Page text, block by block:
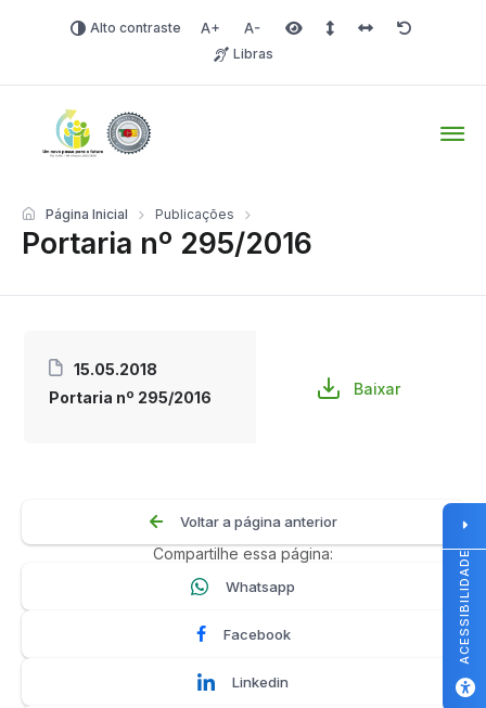
Alto contraste Aumentar fonte
Diminuir fonteÁrea selecionada
Espaçamento de linha
Espaço dos
Redefinir
Libras
Portaria nº 295/2016
Página Inicial Publicações
15.05.2018
Portaria nº 295/2016
Baixar
Voltar a página anterior
Compartilhe essa página:
Whatsapp
Facebook
Linkedin
ACESSIBILIDADE